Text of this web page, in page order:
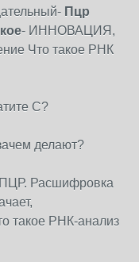
Пцр
- ИННОВАЦИЯ,
Что такое РНК
С?
делают?
ПЦР. Расшифровка
такое РНК-анализ